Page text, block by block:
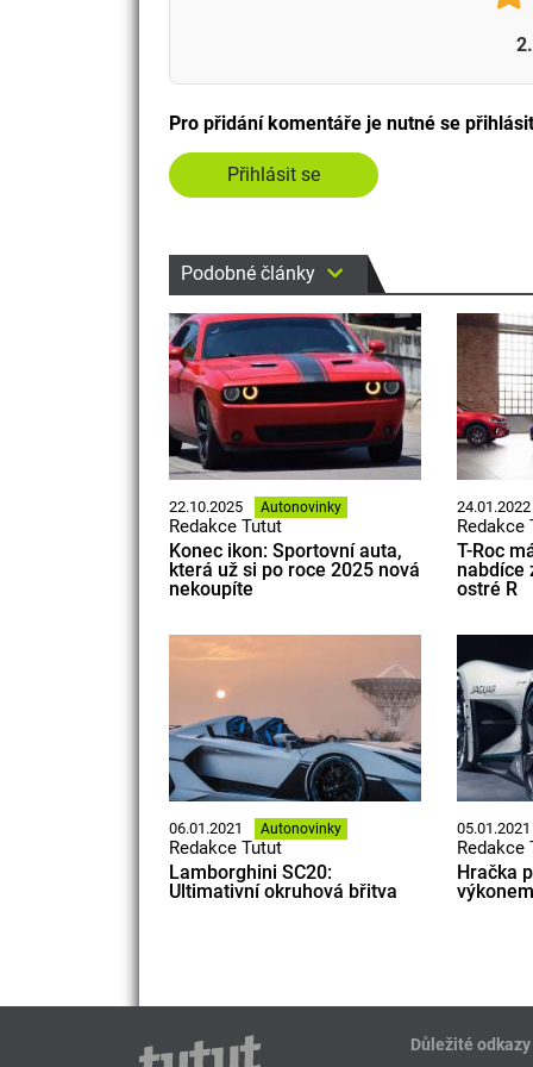
Pro přidání komentáře je nutné se přihlásit
Přihlásit se
Podobné články
22.10.2025 Autonovinky
Redakce Tutut
Konec ikon: Sportovní auta,
která už si po roce 2025 nová
nekoupíte
24.01.2022
Redakce
T-Roc
nabdíce
ostré R
06.01.2021 Autonovinky
Redakce Tutut
Lamborghini SC20:
Ultimativní okruhová břitva
05.01.2021
Redakce
Hračka
Důležité odkazy